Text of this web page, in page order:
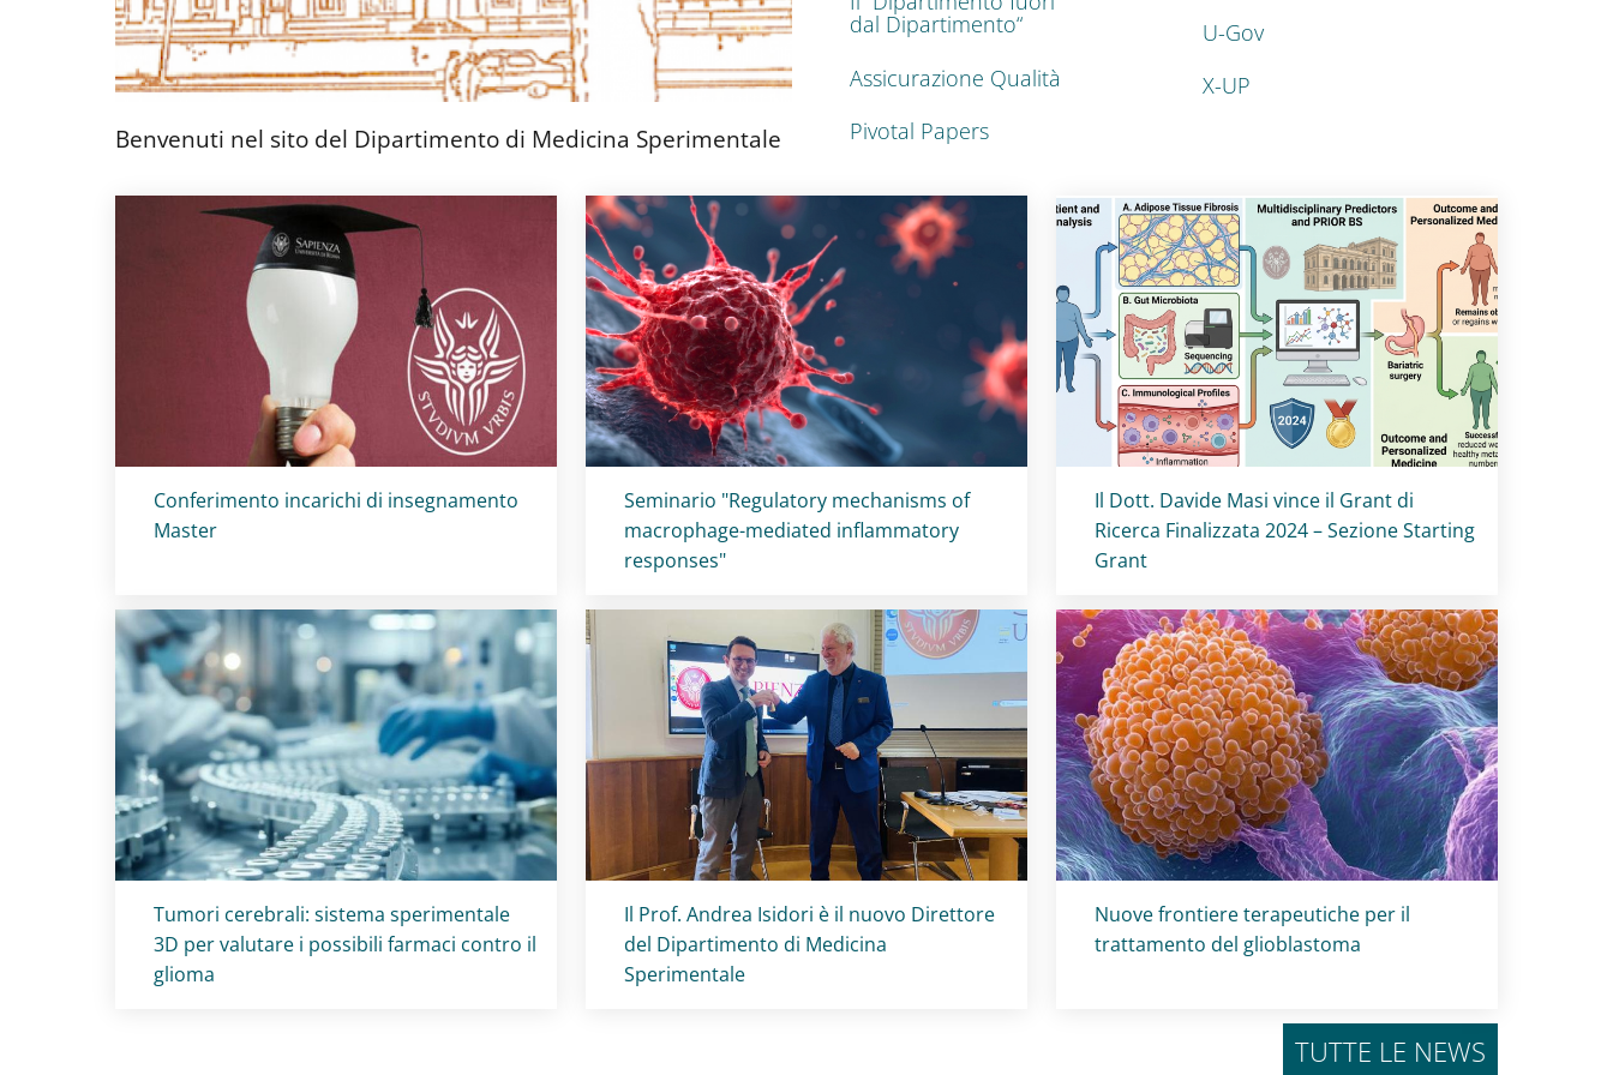
Benvenuti nel sito del Dipartimento di Medicina Sperimentale
dal Dipartimento“
Assicurazione Qualità
Pivotal Papers
U-Gov
X-UP
Titolo card:
Conferimento incarichi di insegnamento
Master
Titolo card:
Seminario "Regulatory mechanisms of
macrophage-mediated inflammatory
responses"
Titolo card:
Il Dott. Davide Masi vince il Grant di
Ricerca Finalizzata 2024 – Sezione Starting
Grant
Titolo card:
Tumori cerebrali: sistema sperimentale
3D per valutare i possibili farmaci contro il
glioma
Titolo card:
Il Prof. Andrea Isidori è il nuovo Direttore
del Dipartimento di Medicina
Sperimentale
Titolo card:
Nuove frontiere terapeutiche per il
trattamento del glioblastoma
TUTTE LE NEWS